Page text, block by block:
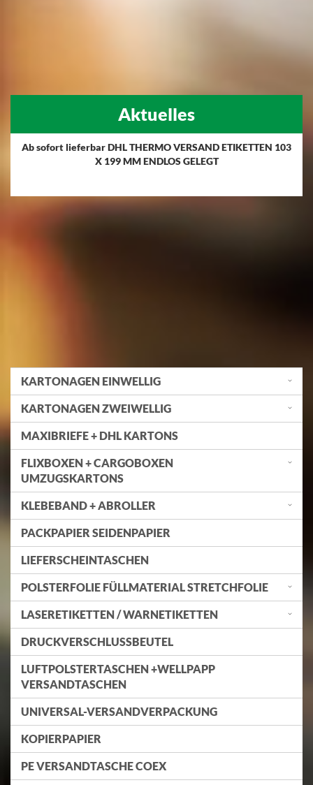
Aktuelles
Ab sofort lieferbar DHL THERMO VERSAND ETIKETTEN 103
X 199 MM ENDLOS GELEGT
KARTONAGEN EINWELLIG
KARTONAGEN ZWEIWELLIG
MAXIBRIEFE + DHL KARTONS
FLIXBOXEN + CARGOBOXEN
UMZUGSKARTONS
KLEBEBAND + ABROLLER
PACKPAPIER SEIDENPAPIER
LIEFERSCHEINTASCHEN
POLSTERFOLIE FÜLLMATERIAL STRETCHFOLIE
LASERETIKETTEN / WARNETIKETTEN
DRUCKVERSCHLUSSBEUTEL
LUFTPOLSTERTASCHEN +WELLPAPP
VERSANDTASCHEN
UNIVERSAL-VERSANDVERPACKUNG
KOPIERPAPIER
PE VERSANDTASCHE COEX